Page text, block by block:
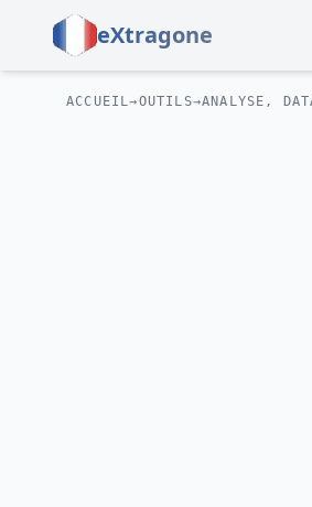
eXtragone
ACCUEIL→OUTILS→ANALYSE,